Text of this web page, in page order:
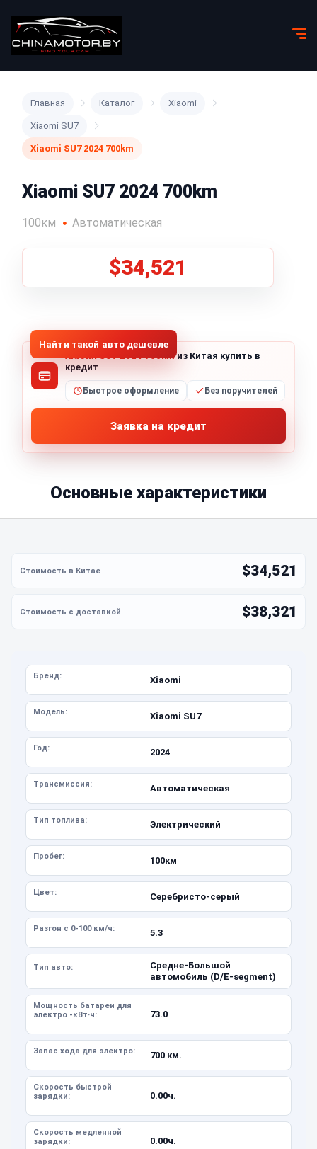
Главная Каталог Xiaomi
Xiaomi SU7
Xiaomi SU7 2024 700km
Xiaomi SU7 2024 700km
100км Автоматическая
$34,521
Найти такой авто дешевле
Xiaomi SU7 2024 700kmиз Китая купить в
кредит
Быстрое оформление Без поручителей
Заявка на кредит
Основные характеристики
$34,521
$38,321
Бренд: Xiaomi
Модель: Xiaomi SU7
Год: 2024
Трансмиссия: Автоматическая
Тип топлива: Электрический
Пробег: 100км
Цвет: Серебристо-серый
Разгон с 0-100 км/ч: 5.3
Тип авто:
Средне-Большой
автомобиль (D/E-segment)
Мощность батареи для
электро -кВт·ч:
73.0
Запас хода для электро: 700 км.
Скорость быстрой
зарядки:
0.00ч.
Скорость медленной
зарядки:
0.00ч.